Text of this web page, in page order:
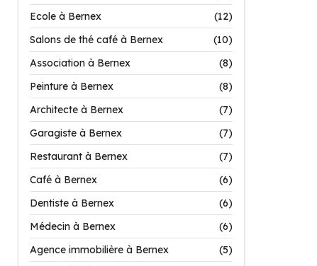
Ecole à Bernex
(12)
Salons de thé café à Bernex
(10)
Association à Bernex
(8)
Peinture à Bernex
(8)
Architecte à Bernex
(7)
Garagiste à Bernex
(7)
Restaurant à Bernex
(7)
Café à Bernex
(6)
Dentiste à Bernex
(6)
Médecin à Bernex
(6)
Agence immobilière à Bernex
(5)